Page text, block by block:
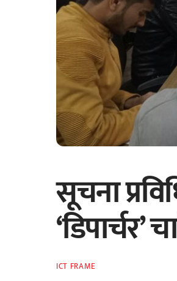
सूचना
‘डिपार्चर’
ICT FRAME